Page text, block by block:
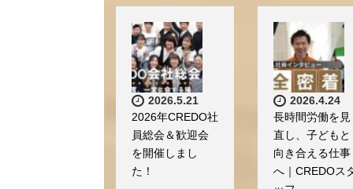
2026.5.21
2026年CREDO社
員総会＆歓迎会
を開催しまし
た！
2026.4.24
長時間労働を見
直し、子どもと
向き合える仕事
へ｜CREDOス